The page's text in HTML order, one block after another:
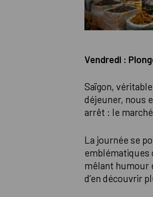
Vendredi :
Saïgon,
déjeuner, nous
arrêt : le
La journée se
emblématiques
mêlant humour
d’en découvrir